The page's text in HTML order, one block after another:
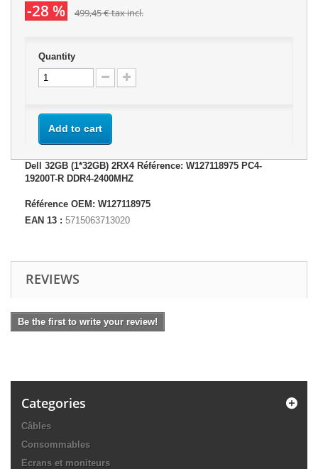
-28 % 499,45 €tax incl.
Quantity
Add to cart
Dell 32GB (1*32GB) 2RX4 Référence: W127118975 PC4-
19200T-R DDR4-2400MHZ
Référence OEM: W127118975
EAN 13 : 5715063713020
REVIEWS
Be the first to write your review!
Categories
Câbles
Consommables
Ecrans et moniteurs